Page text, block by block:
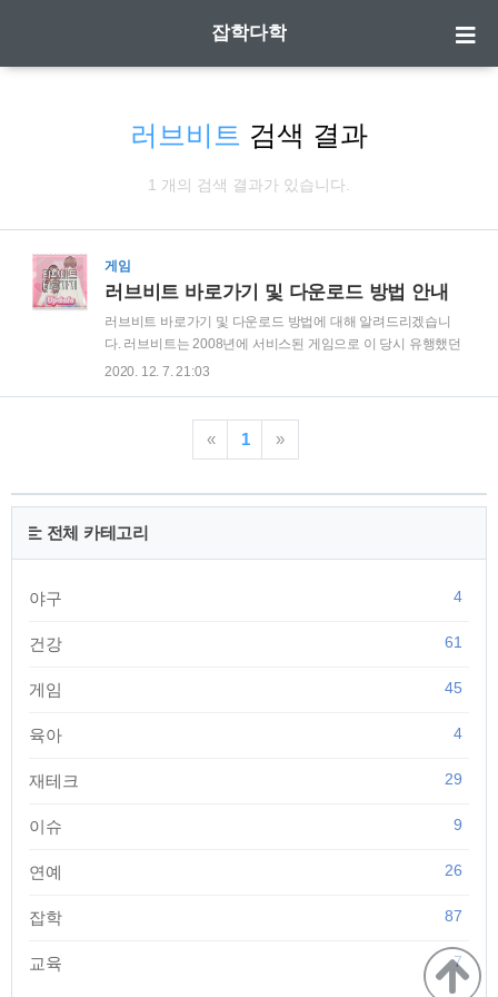
잡학다학
러브비트 검색 결과
1 개의 검색 결과가 있습니다.
게임
러브비트 바로가기 및 다운로드 방법 안내
러브비트 바로가기 및 다운로드 방법에 대해 알려드리겠습니
다. 러브비트는 2008년에 서비스된 게임으로 이 당시 유행했던
리듬 게임으로 예전에는 많이 있었지만, 현재 이러한 리듬 게임
다음에서 서비스 중인 게임이기 때문에 다음에서 러브비트를
검색하셔도 되고, 아래 링크를 통해 접속하셔도 됩니다. 러브비
어가시면 위의 사진처럼 나오는데, 처음 이용하시면 플러그인
설치 및 다운로드를 진행해야 합니다. | 러브비트 다운로드 다운
로드 링크 : static.plaync.co.kr/common/support/plaync..
2020. 12. 7. 21:03
« 1 »
전체 카테고리
야구 4
건강 61
게임 45
육아 4
재테크 29
이슈 9
연예 26
잡학 87
교육 7